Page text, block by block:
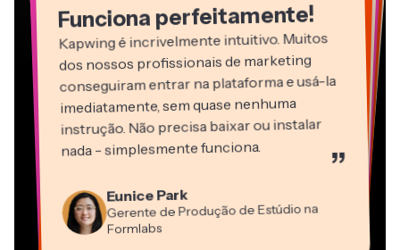
Funciona perfeitamente!
Kapwing é incrivelmente intuitivo. Muitos
dos nossos profissionais de marketing
conseguiram entrar na plataforma e usá-la
imediatamente, sem quase nenhuma
instrução. Não precisa baixar ou instalar
nada - simplesmente funciona. ”
Eunice Park
Gerente de Produção de Estúdio na
Formlabs
Vannesia Darby
Grant Taleck
Panos Papagapiou
Sócio-Diretor na EPATHLON
Kerry-lee Farla
Gracie Peng
Diretor de Conteúdo
Martin James
Heidi Rae
Educação
Natasha Ball
Consultor
Mitch Rawlings
Dina Segovia
Freelancer Virtual